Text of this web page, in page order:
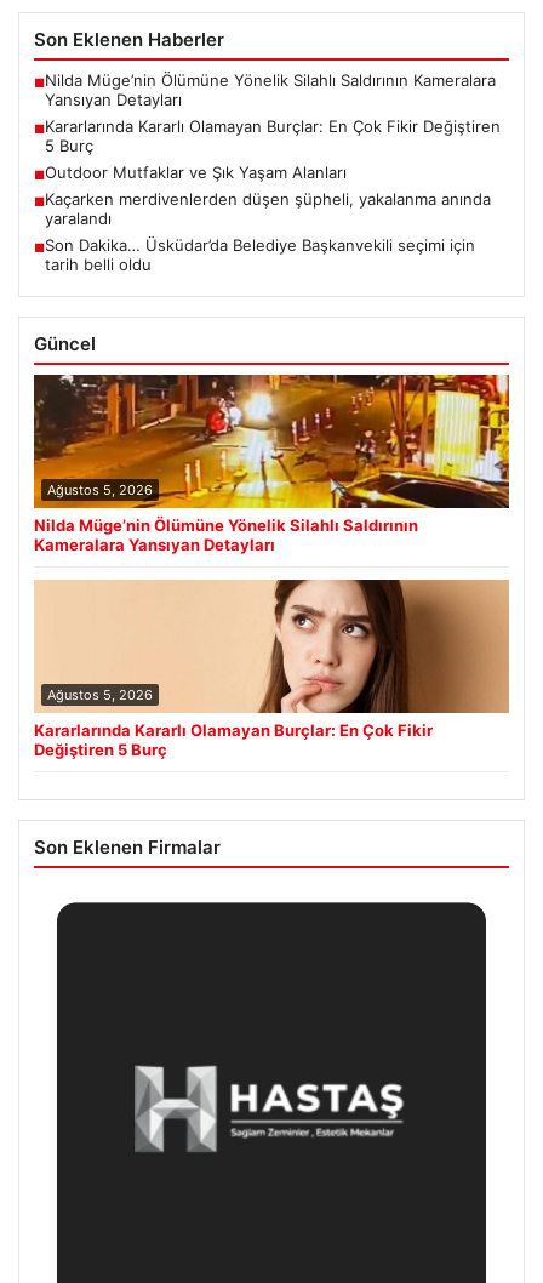
Son Eklenen Haberler
■Nilda Müge’nin Ölümüne Yönelik Silahlı Saldırının Kameralara
Yansıyan Detayları
■Kararlarında Kararlı Olamayan Burçlar: En Çok Fikir Değiştiren
5 Burç
■Outdoor Mutfaklar ve Şık Yaşam Alanları
■Kaçarken merdivenlerden düşen şüpheli, yakalanma anında
yaralandı
■Son Dakika… Üsküdar’da Belediye Başkanvekili seçimi için
tarih belli oldu
Güncel
Ağustos 5, 2026
Nilda Müge’nin Ölümüne Yönelik Silahlı Saldırının
Kameralara Yansıyan Detayları
Ağustos 5, 2026
Kararlarında Kararlı Olamayan Burçlar: En Çok Fikir
Değiştiren 5 Burç
Son Eklenen Firmalar